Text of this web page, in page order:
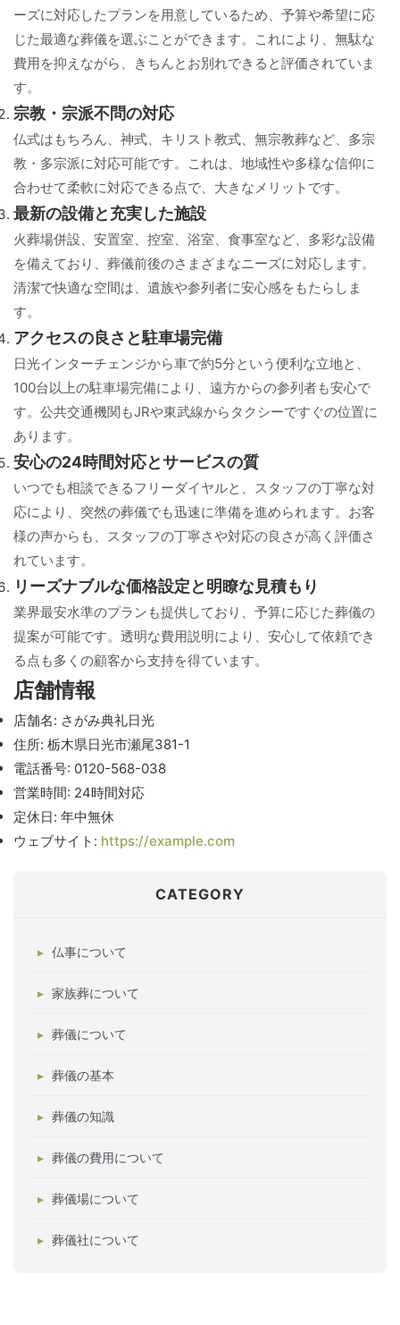
ーズに対応したプランを用意しているため、予算や希望に応
じた最適な葬儀を選ぶことができます。これにより、無駄な
費用を抑えながら、きちんとお別れできると評価されていま
す。
宗教・宗派不問の対応
仏式はもちろん、神式、キリスト教式、無宗教葬など、多宗
教・多宗派に対応可能です。これは、地域性や多様な信仰に
合わせて柔軟に対応できる点で、大きなメリットです。
最新の設備と充実した施設
火葬場併設、安置室、控室、浴室、食事室など、多彩な設備
を備えており、葬儀前後のさまざまなニーズに対応します。
清潔で快適な空間は、遺族や参列者に安心感をもたらしま
す。
アクセスの良さと駐車場完備
日光インターチェンジから車で約5分という便利な立地と、
100台以上の駐車場完備により、遠方からの参列者も安心で
す。公共交通機関もJRや東武線からタクシーですぐの位置に
あります。
安心の24時間対応とサービスの質
いつでも相談できるフリーダイヤルと、スタッフの丁寧な対
応により、突然の葬儀でも迅速に準備を進められます。お客
様の声からも、スタッフの丁寧さや対応の良さが高く評価さ
れています。
リーズナブルな価格設定と明瞭な見積もり
業界最安水準のプランも提供しており、予算に応じた葬儀の
提案が可能です。透明な費用説明により、安心して依頼でき
る点も多くの顧客から支持を得ています。
店舗情報
店舗名: さがみ典礼日光
住所: 栃木県日光市瀬尾381-1
電話番号: 0120-568-038
営業時間: 24時間対応
定休日: 年中無休
ウェブサイト: https://example.com
CATEGORY
仏事について
家族葬について
葬儀について
葬儀の基本
葬儀の知識
葬儀の費用について
葬儀場について
葬儀社について